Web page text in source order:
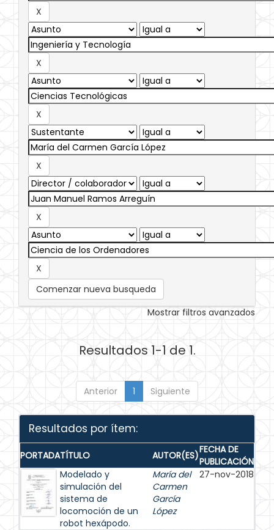
Comenzar nueva busqueda
Mostrar filtros avanzados
Resultados 1-1 de 1.
Anterior 1 Siguiente
Resultados por ítem:
PORTADATÍTULO AUTOR(ES)FECHA DE
PUBLICACIÓN
Modelado y
simulación del
sistema de
locomoción de un
robot hexápodo.
María del
Carmen
García
López
27-nov-2018